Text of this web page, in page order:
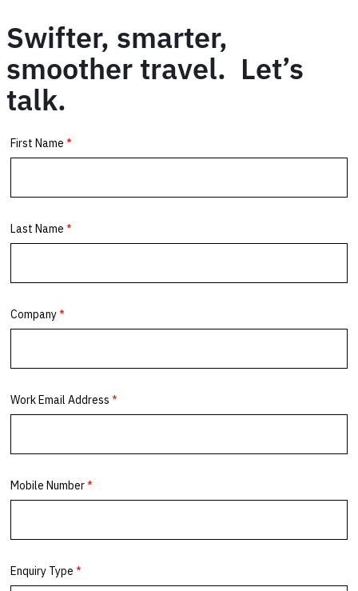
Swifter, smarter,
smoother travel. Let’s
talk.